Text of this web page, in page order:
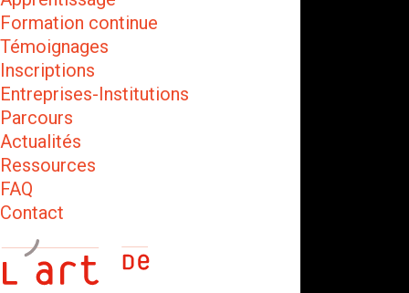
Formation continue
Témoignages
Inscriptions
Entreprises-Institutions
Parcours
Actualités
Ressources
FAQ
Contact